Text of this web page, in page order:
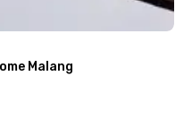
Malang